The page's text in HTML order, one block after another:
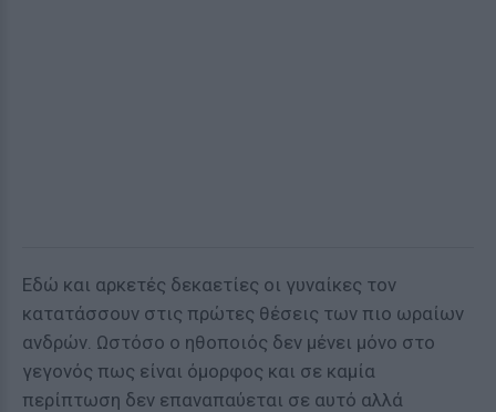
Εδώ και αρκετές δεκαετίες οι γυναίκες τον
κατατάσσουν στις πρώτες θέσεις των πιο ωραίων
ανδρών. Ωστόσο ο ηθοποιός δεν μένει μόνο στο
γεγονός πως είναι όμορφος και σε καμία
περίπτωση δεν επαναπαύεται σε αυτό αλλά